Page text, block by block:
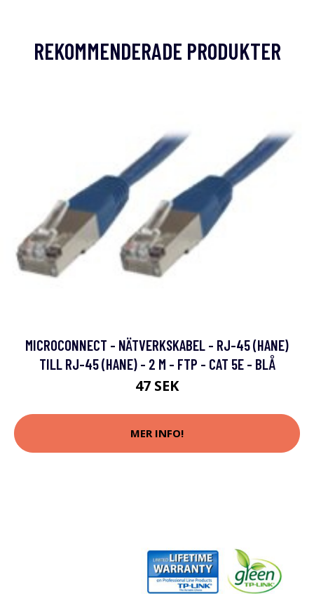
REKOMMENDERADE PRODUKTER
MICROCONNECT - NÄTVERKSKABEL - RJ-45 (HANE)
TILL RJ-45 (HANE) - 2 M - FTP - CAT 5E - BLÅ
47 SEK
MER INFO!